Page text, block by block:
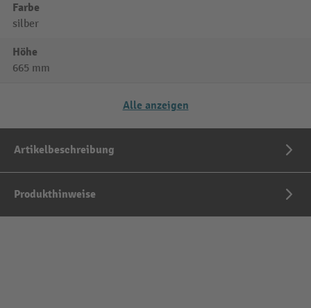
Farbe
silber
Höhe
665 mm
Alle anzeigen
Artikelbeschreibung
Produkthinweise